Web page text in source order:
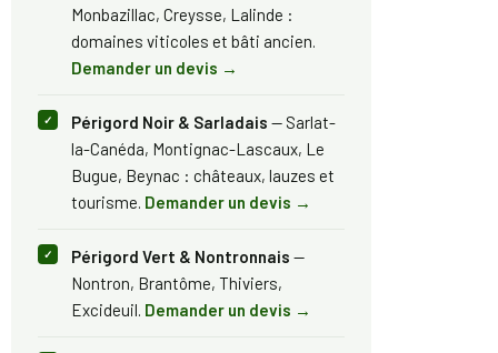
Monbazillac, Creysse, Lalinde :
domaines viticoles et bâti ancien.
Demander un devis →
Périgord Noir & Sarladais — Sarlat-
la-Canéda, Montignac-Lascaux, Le
Bugue, Beynac : châteaux, lauzes et
tourisme. Demander un devis →
Périgord Vert & Nontronnais —
Nontron, Brantôme, Thiviers,
Excideuil. Demander un devis →